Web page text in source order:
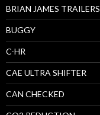
BRIAN JAMES TRAILERS
BUGGY
C-HR
CAE ULTRA SHIFTER
CAN CHECKED